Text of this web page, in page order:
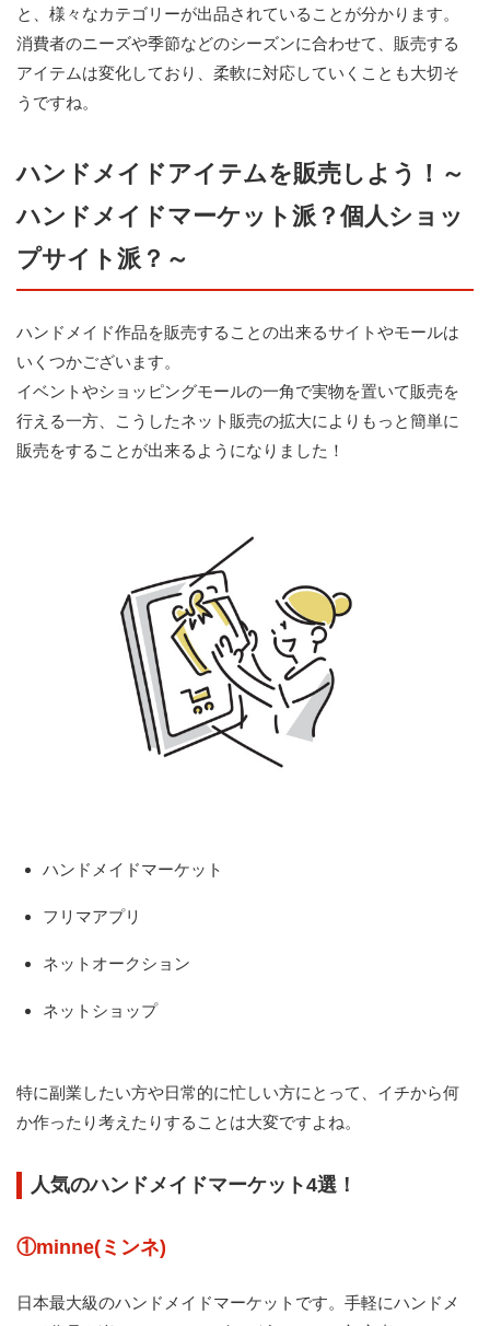
と、様々なカテゴリーが出品されていることが分かります。
消費者のニーズや季節などのシーズンに合わせて、販売する
アイテムは変化しており、柔軟に対応していくことも大切そ
うですね。
ハンドメイドアイテムを販売しよう！～
ハンドメイドマーケット派？個人ショッ
プサイト派？～
ハンドメイド作品を販売することの出来るサイトやモールは
いくつかございます。
イベントやショッピングモールの一角で実物を置いて販売を
行える一方、こうしたネット販売の拡大によりもっと簡単に
販売をすることが出来るようになりました！
ハンドメイドマーケット
フリマアプリ
ネットオークション
ネットショップ
特に副業したい方や日常的に忙しい方にとって、イチから何
か作ったり考えたりすることは大変ですよね。
人気のハンドメイドマーケット4選！
①minne(ミンネ)
日本最大級のハンドメイドマーケットです。手軽にハンドメ